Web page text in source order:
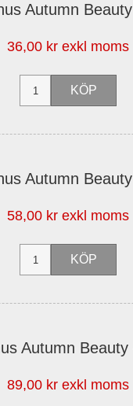
Autumn
36,00 kr exkl moms
Autumn
58,00 kr exkl moms
Autumn
89,00 kr exkl moms